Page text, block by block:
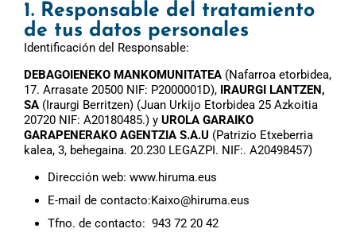
1. Responsable del tratamiento
de tus datos personales
Identificación del Responsable:
DEBAGOIENEKO MANKOMUNITATEA (Nafarroa etorbidea,
17. Arrasate 20500 NIF: P2000001D), IRAURGI LANTZEN,
SA (Iraurgi Berritzen) (Juan Urkijo Etorbidea 25 Azkoitia
20720 NIF: A20180485.) y UROLA GARAIKO
GARAPENERAKO AGENTZIA S.A.U (Patrizio Etxeberria
kalea, 3, behegaina. 20.230 LEGAZPI. NIF:. A20498457)
Dirección web: www.hiruma.eus
E-mail de contacto:Kaixo@hiruma.eus
Tfno. de contacto: 943 72 20 42